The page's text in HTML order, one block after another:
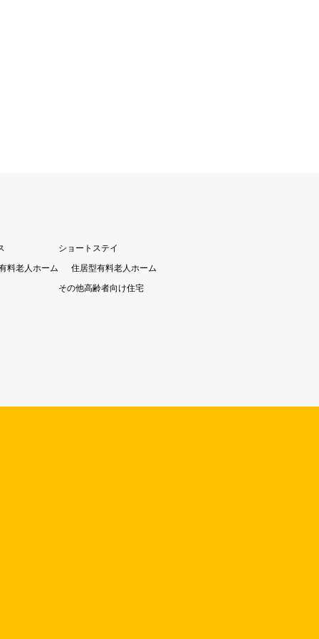
ショートステイ
料老人ホーム
住居型有料老人ホーム
その他高齢者向け住宅